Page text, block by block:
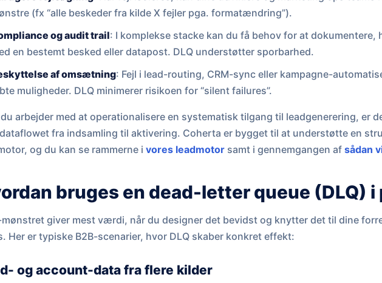
(fx “alle beskeder fra kilde X fejler pga. formatændring”).
og audit trail: I komplekse stacke kan du få behov for at dokumentere,
en bestemt besked eller datapost. DLQ understøtter sporbarhed.
af omsætning: Fejl i lead-routing, CRM-sync eller kampagne-
muligheder. DLQ minimerer risikoen for “silent failures”.
arbejder med at operationalisere en systematisk tilgang til leadgenerering, er
fra indsamling til aktivering. Coherta er bygget til at understøtte en
og du kan se rammerne i vores leadmotorsamt i gennemgangen af sådan
bruges en dead-letter queue (DLQ) i
mønstret giver mest værdi, når du designer det bevidst og knytter det til dine
Her er typiske B2B-scenarier, hvor DLQ skaber konkret effekt:
og account-data fra flere kilder